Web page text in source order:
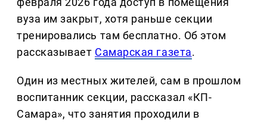
вуза им закрыт, хотя раньше секции
тренировались там бесплатно. Об этом
рассказывает Самарская газета.
Один из местных жителей, сам в прошлом
воспитанник секции, рассказал «КП-
Самара», что занятия проходили в